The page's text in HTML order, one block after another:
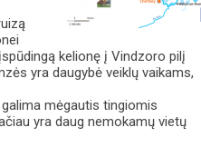
kelionę į Vindzoro pilį
yra daugybė veiklų vaikams,
mėgautis tingiomis
yra daug nemokamų vietų